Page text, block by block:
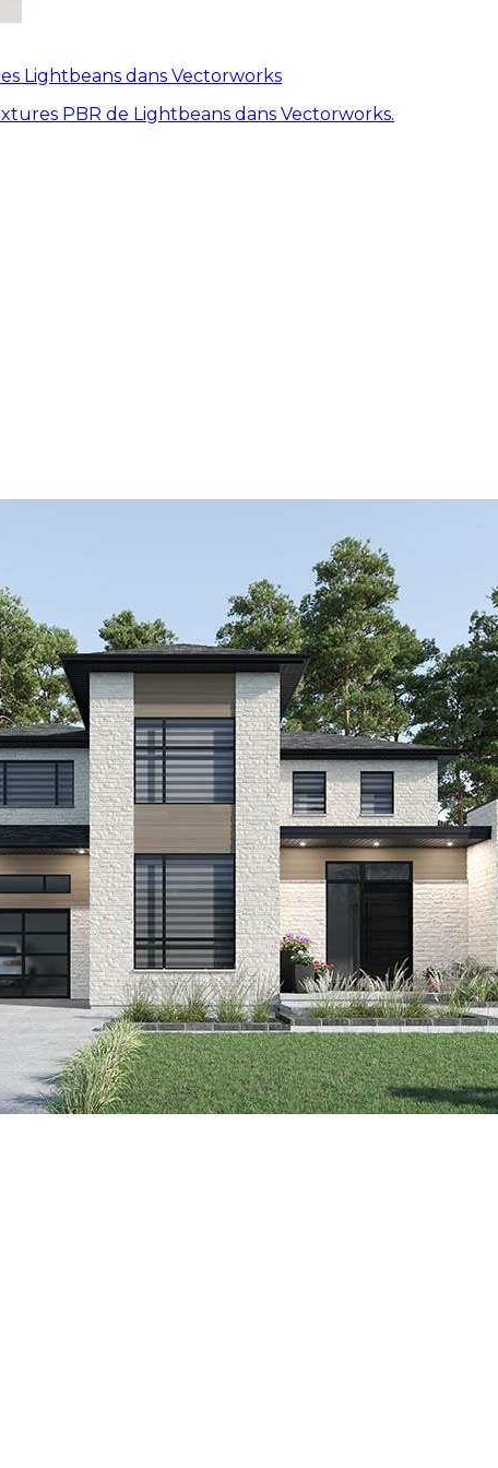
Lightbeans dans Vectorworks
PBR de Lightbeans dans Vectorworks.